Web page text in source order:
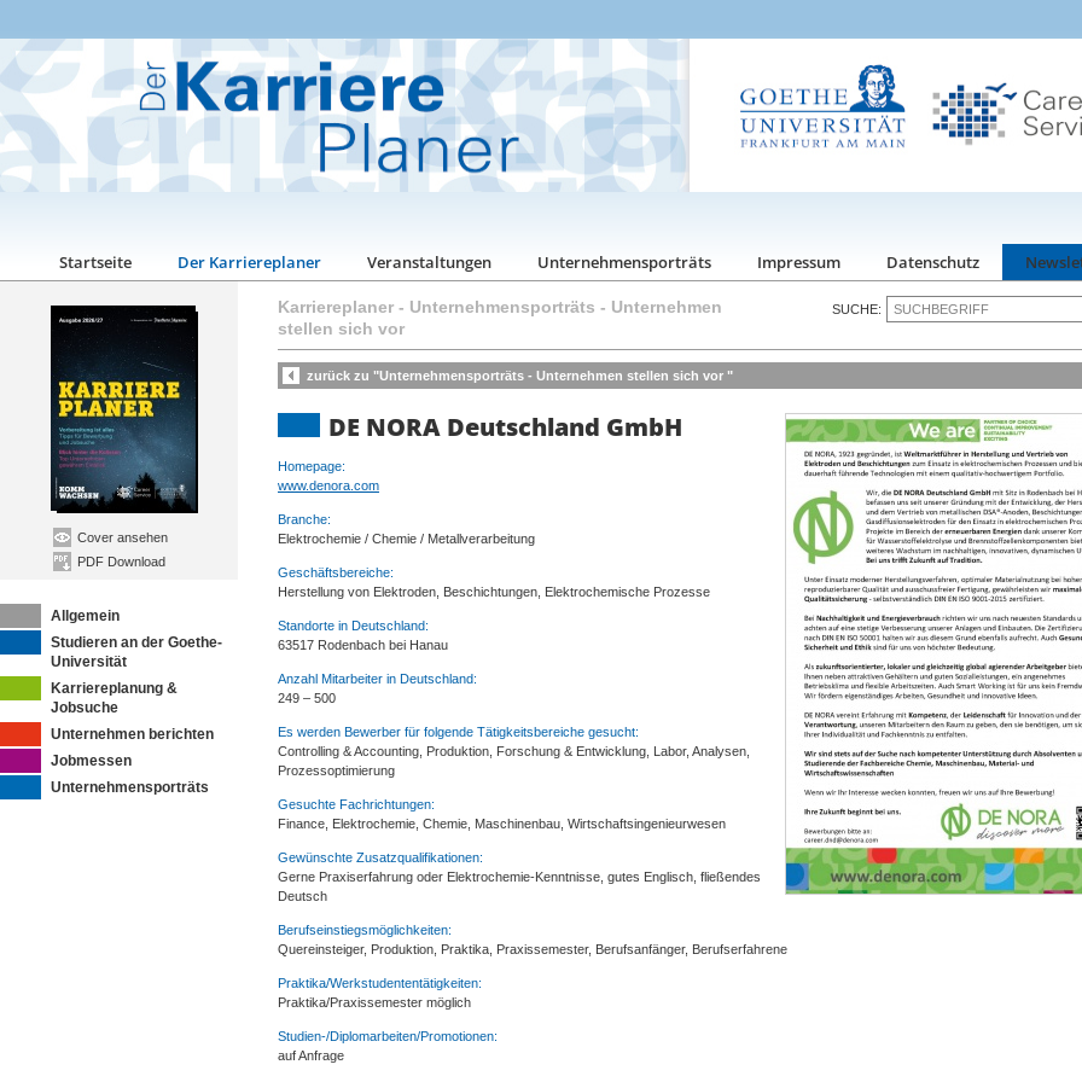
Startseite Der Karriereplaner Veranstaltungen Unternehmensporträts Impressum Datenschutz
Cover ansehen
PDF Download
Allgemein
Studieren an der Goethe-
Universität
Karriereplanung &
Jobsuche
Unternehmen berichten
Jobmessen
Unternehmensporträts
SUCHE:
Karriereplaner - Unternehmensporträts - Unternehmen
stellen sich vor
zurück zu "Unternehmensporträts - Unternehmen stellen sich vor "
DE NORA Deutschland GmbH
Homepage:
www.denora.com
Branche:
Elektrochemie / Chemie / Metallverarbeitung
Geschäftsbereiche:
Herstellung von Elektroden, Beschichtungen, Elektrochemische Prozesse
Standorte in Deutschland:
63517 Rodenbach bei Hanau
Anzahl Mitarbeiter in Deutschland:
249 – 500
Es werden Bewerber für folgende Tätigkeitsbereiche gesucht:
Controlling & Accounting, Produktion, Forschung & Entwicklung, Labor, Analysen,
Prozessoptimierung
Gesuchte Fachrichtungen:
Finance, Elektrochemie, Chemie, Maschinenbau, Wirtschaftsingenieurwesen
Gewünschte Zusatzqualifikationen:
Gerne Praxiserfahrung oder Elektrochemie-Kenntnisse, gutes Englisch, fließendes
Deutsch
Berufseinstiegsmöglichkeiten:
Quereinsteiger, Produktion, Praktika, Praxissemester, Berufsanfänger, Berufserfahrene
Praktika/Werkstudententätigkeiten:
Praktika/Praxissemester möglich
Studien-/Diplomarbeiten/Promotionen:
auf Anfrage